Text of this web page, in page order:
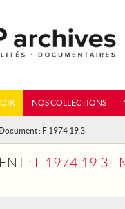
NOS COLLECTIONS
: F 1974 19 3
: F 1974 19 3 -